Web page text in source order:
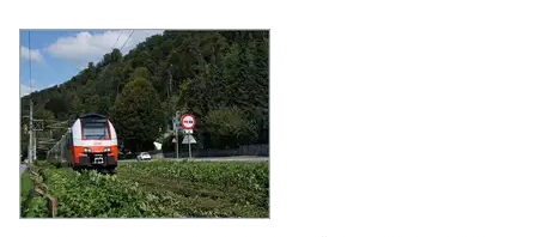
Museumsbahnen
Eisenbahnclub Schaan-Vaduz | ECSV
Personenwagen
Railjet-Züge